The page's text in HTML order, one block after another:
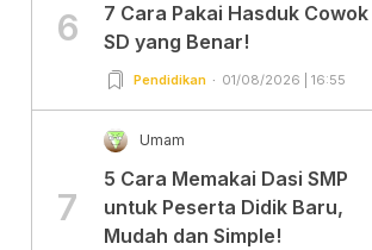
6
7 Cara Pakai Hasduk Cowok
SD yang Benar!
Pendidikan 01/08/2026 | 16:55
7
Umam
5 Cara Memakai Dasi SMP
untuk Peserta Didik Baru,
Mudah dan Simple!